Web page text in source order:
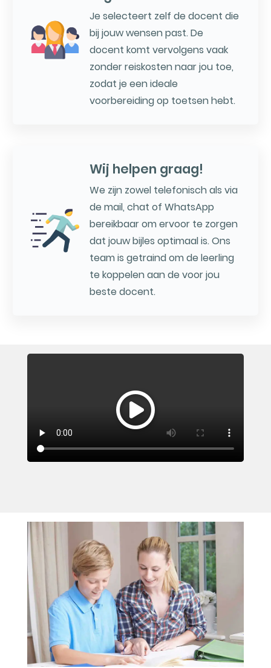
Je selecteert zelf de docent die
bij jouw wensen past. De
docent komt vervolgens vaak
zonder reiskosten naar jou toe,
zodat je een ideale
voorbereiding op toetsen hebt.
Wij helpen graag!
We zijn zowel telefonisch als via
de mail, chat of WhatsApp
bereikbaar om ervoor te zorgen
dat jouw bijles optimaal is. Ons
team is getraind om de leerling
te koppelen aan de voor jou
beste docent.